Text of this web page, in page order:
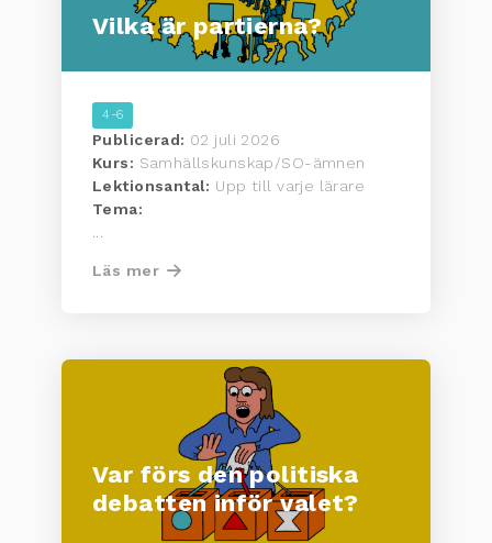
Vilka är partierna?
4-6
Publicerad: 02 juli 2026
Kurs: Samhällskunskap/SO-ämnen
Lektionsantal: Upp till varje lärare
Tema:
...
Läs mer
Var förs den politiska
debatten inför valet?